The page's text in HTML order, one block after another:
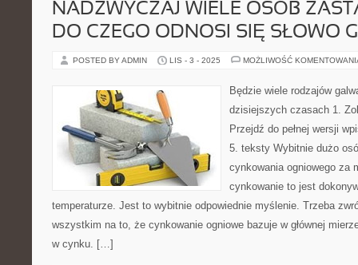
NADZWYCZAJ WIELE OSÓB
DO CZEGO ODNOSI SIĘ SŁOWO
POSTED BY ADMIN LIS - 3 - 2025 MOŻLIWOŚĆ
Będzie wiele rodzajów
dzisiejszych czasach 1.
Przejdź do pełnej wersji
5. teksty Wybitnie dużo
cynkowania ogniowego za
cynkowanie to jest
temperaturze. Jest to wybitnie odpowiednie myślenie. Trzeba
wszystkim na to, że cynkowanie ogniowe bazuje w głównej
w cynku. […]